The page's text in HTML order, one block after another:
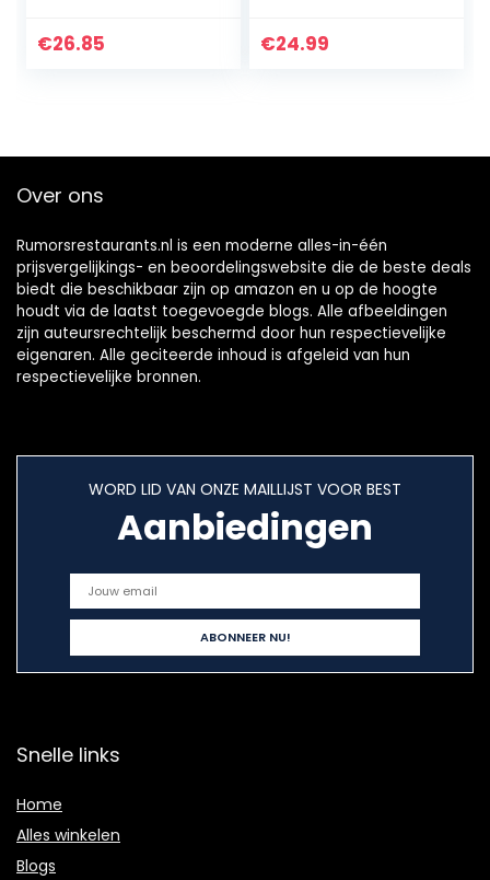
€26.85 €24.99
Over ons
Rumorsrestaurants.nl is een moderne alles-in-één
prijsvergelijkings- en beoordelingswebsite die de beste deals
biedt die beschikbaar zijn op amazon en u op de hoogte
houdt via de laatst toegevoegde blogs. Alle afbeeldingen
zijn auteursrechtelijk beschermd door hun respectievelijke
eigenaren. Alle geciteerde inhoud is afgeleid van hun
respectievelijke bronnen.
WORD LID VAN ONZE MAILLIJST VOOR BEST
Aanbiedingen
Snelle links
Home
Alles winkelen
Blogs